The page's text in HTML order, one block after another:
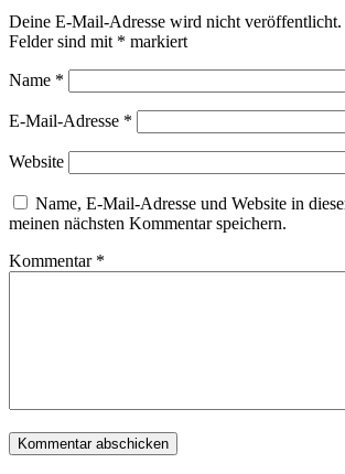
Deine E-Mail-Adresse wird nicht veröffentlicht.
Felder sind mit * markiert
Name *
E-Mail-Adresse *
Website
Name, E-Mail-Adresse und Website in
meinen nächsten Kommentar speichern.
Kommentar *